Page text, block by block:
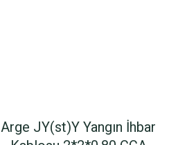
Arge JY(st)Y Yangın İhbar